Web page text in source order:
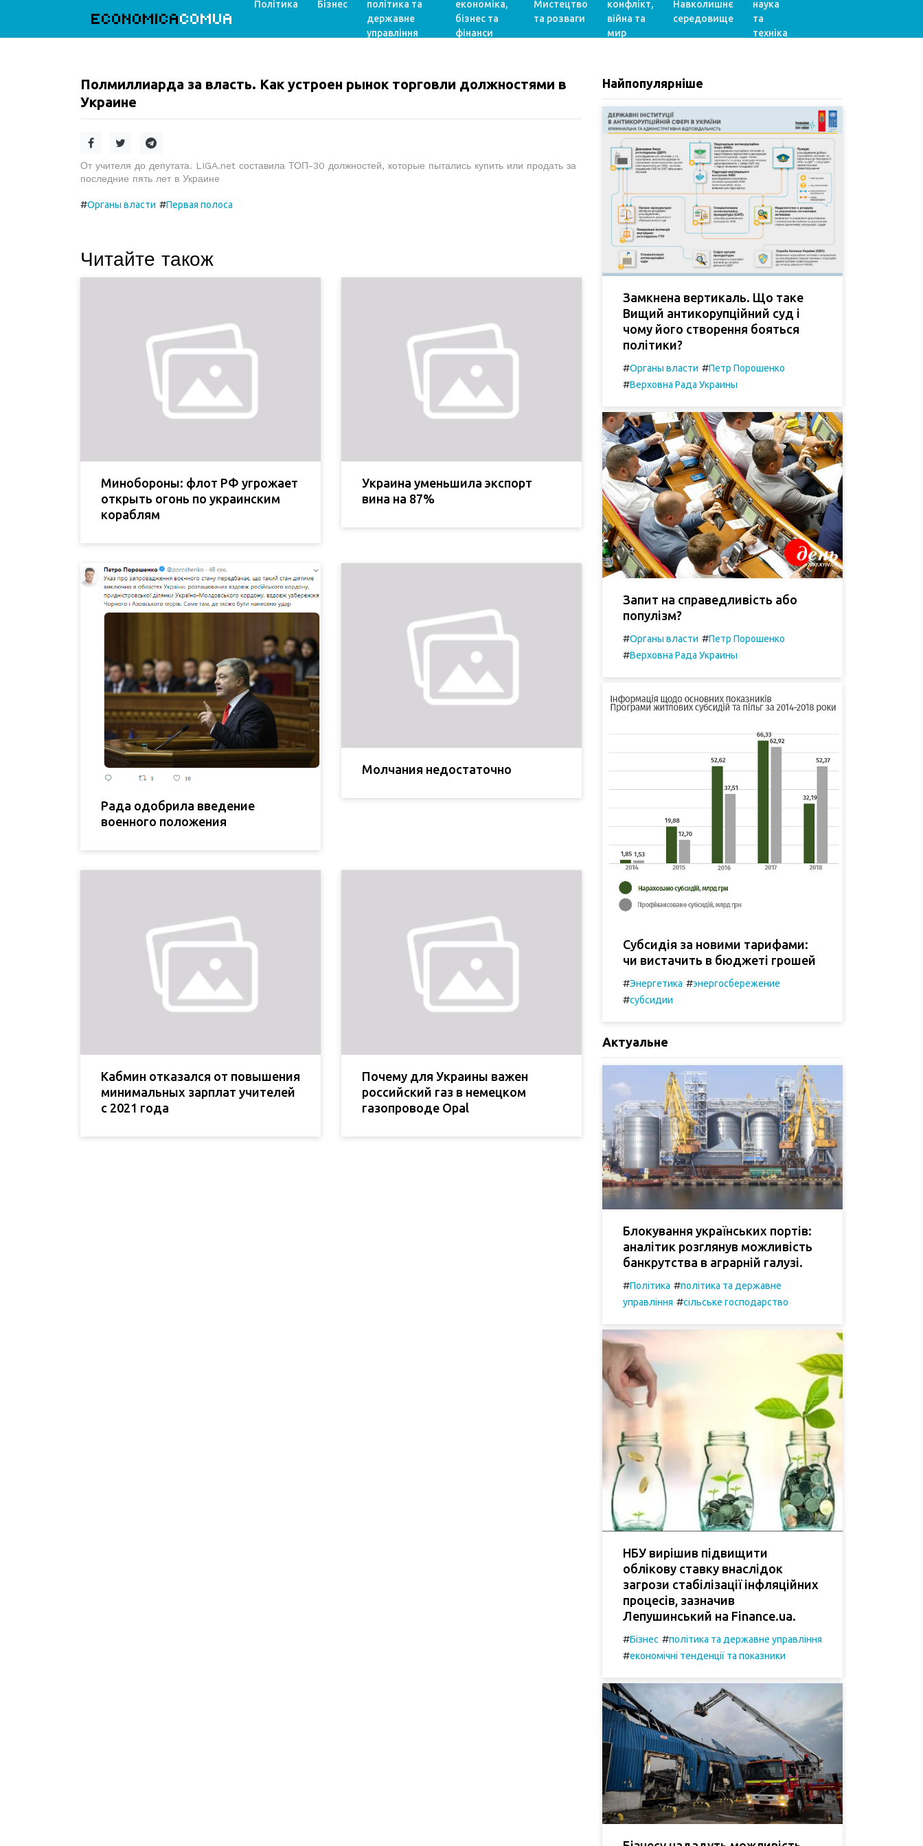
ECONOMICACOMUA
Політика Бізнес
політика та
державне
управління
економіка,
бізнес та
фінанси
Мистецтво
та розваги
конфлікт,
війна та
мир
Навколишнє
середовище
наука
та
техніка
Полмиллиарда за власть. Как устроен рынок торговли должностями в
Украине
От учителя до депутата. LIGA.net составила ТОП-30 должностей, которые пытались купить или продать за
последние пять лет в Украинe
#Органы власти #Первая полоса
Читайте також
Минобороны: флот РФ угрожает
открыть огонь по украинским
кораблям
Украина уменьшила экспорт
вина на 87%
Рада одобрила введение
военного положения
Молчания недостаточно
Кабмин отказался от повышения
минимальных зарплат учителей
с 2021 года
Почему для Украины важен
российский газ в немецком
газопроводе Opal
Найпопулярніше
Замкнена вертикаль. Що таке
Вищий антикорупційний суд і
чому його створення бояться
політики?
#Органы власти #Петр Порошенко
#Верховна Рада Украины
Запит на справедливість або
популізм?
#Органы власти #Петр Порошенко
#Верховна Рада Украины
Субсидія за новими тарифами:
чи вистачить в бюджеті грошей
#Энергетика #энергосбережение
#субсидии
Актуальне
Блокування українських портів:
аналітик розглянув можливість
банкрутства в аграрній галузі.
#Політика #політика та державне
управління #сільське господарство
НБУ вирішив підвищити
облікову ставку внаслідок
загрози стабілізації інфляційних
процесів, зазначив
Лепушинський на Finance.ua.
#Бізнес #політика та державне управління
#економічні тенденції та показники